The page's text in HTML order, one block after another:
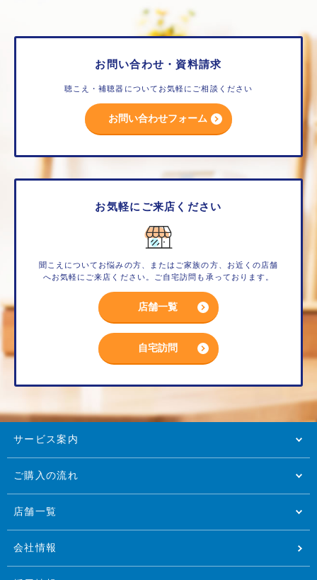
お問い合わせ・資料請求
聴こえ・補聴器についてお気軽にご相談ください
お問い合わせフォーム
お気軽にご来店ください
聞こえについてお悩みの方、またはご家族の方、お近くの店舗
へお気軽にご来店ください。ご自宅訪問も承っております。
店舗一覧
自宅訪問
サービス案内
ご購入の流れ
店舗一覧
会社情報